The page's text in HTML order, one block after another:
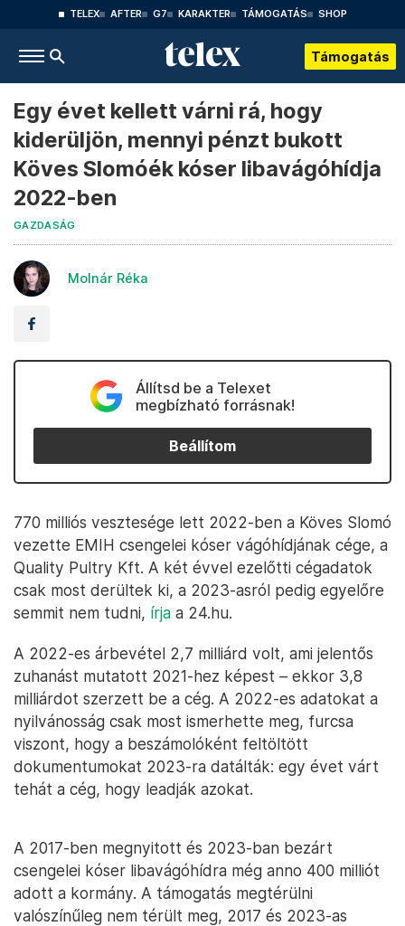
TELEX AFTER G7 KARAKTER TÁMOGATÁS SHOP
Támogatás
Egy évet kellett várni rá, hogy
kiderüljön, mennyi pénzt bukott
Köves Slomóék kóser libavágóhídja
2022-ben
GAZDASÁG
Molnár Réka
Állítsd be a Telexet
megbízható forrásnak!
Beállítom
770 milliós vesztesége lett 2022-ben a Köves Slomó
vezette EMIH csengelei kóser vágóhídjának cége, a
Quality Pultry Kft. A két évvel ezelőtti cégadatok
csak most derültek ki, a 2023-asról pedig egyelőre
semmit nem tudni, írja a 24.hu.
A 2022-es árbevétel 2,7 milliárd volt, ami jelentős
zuhanást mutatott 2021-hez képest – ekkor 3,8
milliárdot szerzett be a cég. A 2022-es adatokat a
nyilvánosság csak most ismerhette meg, furcsa
viszont, hogy a beszámolóként feltöltött
dokumentumokat 2023-ra datálták: egy évet várt
tehát a cég, hogy leadják azokat.
A 2017-ben megnyitott és 2023-ban bezárt
csengelei kóser libavágóhídra még anno 400 milliót
adott a kormány. A támogatás megtérülni
valószínűleg nem térült meg, 2017 és 2023-as